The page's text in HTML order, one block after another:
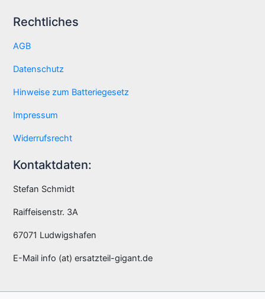
Rechtliches
AGB
Datenschutz
Hinweise zum Batteriegesetz
Impressum
Widerrufsrecht
Kontaktdaten:
Stefan Schmidt
Raiffeisenstr. 3A
67071 Ludwigshafen
E-Mail info (at) ersatzteil-gigant.de